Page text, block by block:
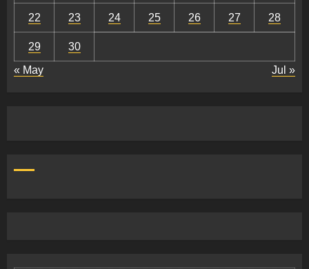
22 23 24 25 26 27 28
29
30
« May
Jul »